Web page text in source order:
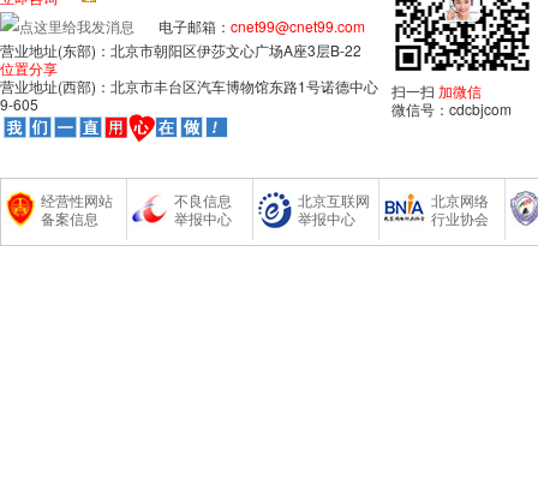
电子邮箱： cnet99@cnet99.com
营业地址(东部)：北京市朝阳区伊莎文心广场A座3层B-22
位置分享
营业地址(西部)：北京市丰台区汽车博物馆东路1号诺德中心
9-605
扫一扫 加微信
微信号：cdcbjcom
经营性网站
备案信息
不良信息
举报中心
北京互联网
举报中心
北京网络
行业协会